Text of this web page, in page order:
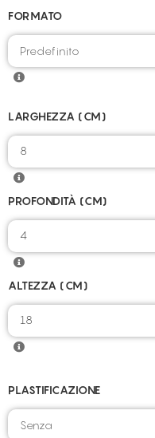
FORMATO
LARGHEZZA (CM)
8
PROFONDITÀ (CM)
4
ALTEZZA (CM)
18
PLASTIFICAZIONE